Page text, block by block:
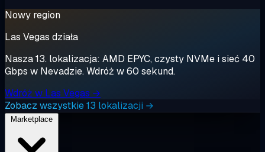
Nowy region
Las Vegas działa
Nasza 13. lokalizacja: AMD EPYC, czysty NVMe i sieć 40
Gbps w Nevadzie. Wdróż w 60 sekund.
Wdróż w Las Vegas →
Zobacz wszystkie 13 lokalizacji →